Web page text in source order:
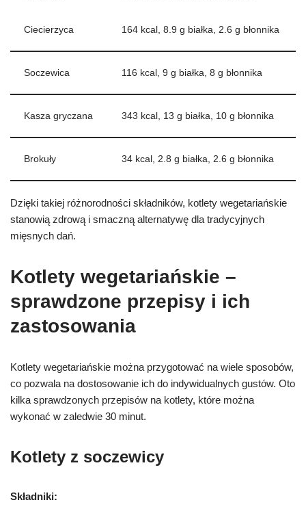
Ciecierzyca 164 kcal, 8.9 g białka, 2.6 g błonnika
Soczewica 116 kcal, 9 g białka, 8 g błonnika
Kasza gryczana 343 kcal, 13 g białka, 10 g błonnika
Brokuły 34 kcal, 2.8 g białka, 2.6 g błonnika
Dzięki takiej różnorodności składników, kotlety wegetariańskie
stanowią zdrową i smaczną alternatywę dla tradycyjnych
mięsnych dań.
Kotlety wegetariańskie –
sprawdzone przepisy i ich
zastosowania
Kotlety wegetariańskie można przygotować na wiele sposobów,
co pozwala na dostosowanie ich do indywidualnych gustów. Oto
kilka sprawdzonych przepisów na kotlety, które można
wykonać w zaledwie 30 minut.
Kotlety z soczewicy
Składniki: